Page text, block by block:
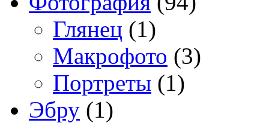
Глянец (1)
Макрофото (3)
Портреты (1)
Эбру (1)